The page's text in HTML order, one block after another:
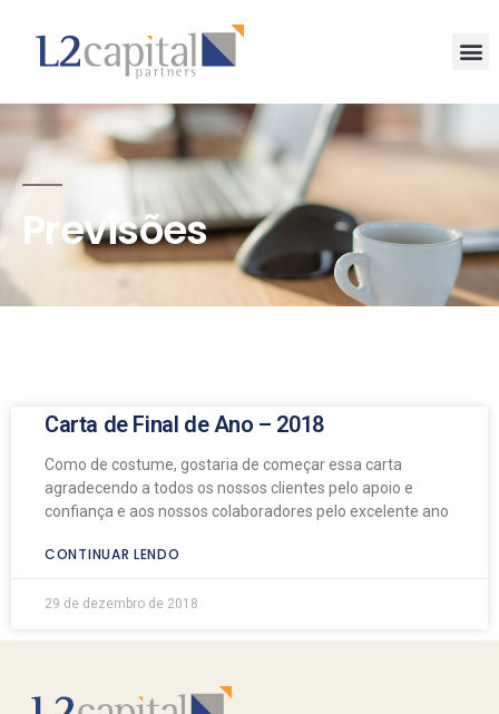
Previsões
Carta de Final de Ano – 2018
Como de costume, gostaria de começar essa carta
agradecendo a todos os nossos clientes pelo apoio e
confiança e aos nossos colaboradores pelo excelente ano
CONTINUAR LENDO
29 de dezembro de 2018